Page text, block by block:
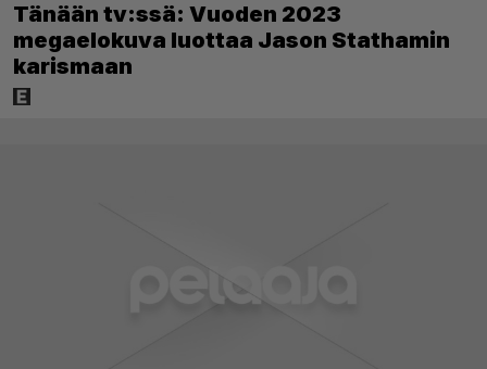
Tänään tv:ssä: Vuoden 2023
megaelokuva luottaa Jason Stathamin
karismaan